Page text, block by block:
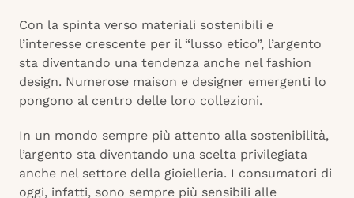
Con la spinta verso materiali sostenibili e
l’interesse crescente per il “lusso etico”, l’argento
sta diventando una tendenza anche nel fashion
design. Numerose maison e designer emergenti lo
pongono al centro delle loro collezioni.
In un mondo sempre più attento alla sostenibilità,
l’argento sta diventando una scelta privilegiata
anche nel settore della gioielleria. I consumatori di
oggi, infatti, sono sempre più sensibili alle